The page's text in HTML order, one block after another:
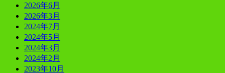
2026年6月
2026年3月
2024年7月
2024年5月
2024年3月
2024年2月
2023年10月